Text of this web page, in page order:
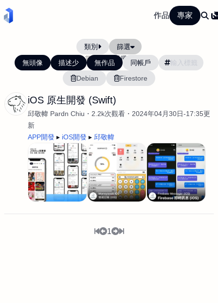
作品 專家
類別 篩選
當前排序: 活躍度
無頭像 描述少 無作品
同帳戶
Debian
Firestore
iOS 原生開發 (Swift)
邱敬幃 Pardn Chiu 2.2k次觀看
2024年04月30日-17:35更
新
APP開發
iOS開發 邱敬幃
1